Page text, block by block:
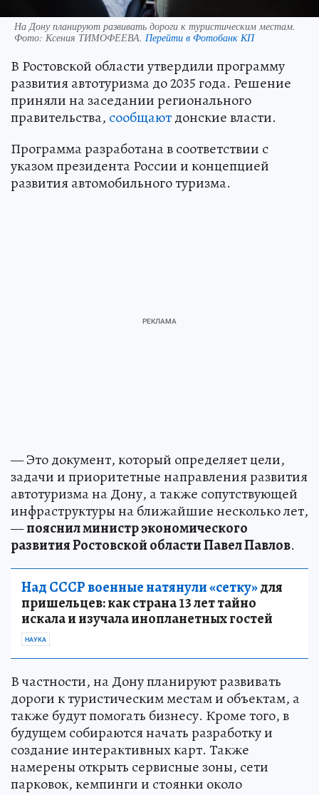
На Дону планируют развивать дороги к туристическим местам.
Фото: Ксения ТИМОФЕЕВА. Перейти в Фотобанк КП
В Ростовской области утвердили программу
развития автотуризма до 2035 года. Решение
приняли на заседании регионального
правительства, сообщаютдонские власти.
Программа разработана в соответствии с
указом президента России и концепцией
развития автомобильного туризма.
— Это документ, который определяет цели,
задачи и приоритетные направления развития
автотуризма на Дону, а также сопутствующей
инфраструктуры на ближайшие несколько лет,
—пояснил министр экономического
развития Ростовской области Павел Павлов.
Над СССР военные натянули «сетку»для
пришельцев: как страна 13 лет тайно
искала и изучала инопланетных гостей
НАУКА
В частности, на Дону планируют развивать
дороги к туристическим местам и объектам, а
также будут помогать бизнесу. Кроме того, в
будущем собираются начать разработку и
создание интерактивных карт. Также
намерены открыть сервисные зоны, сети
парковок, кемпинги и стоянки около